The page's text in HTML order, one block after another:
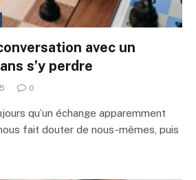
avec un
s’y perdre
0
qu’un échange apparemment
fait douter de nous-mêmes, puis